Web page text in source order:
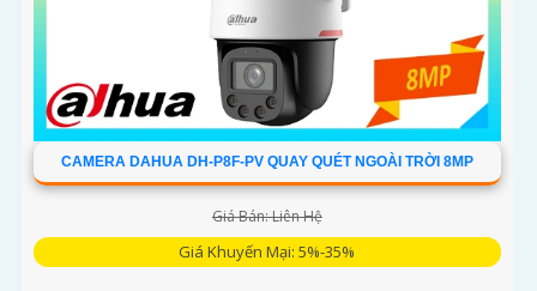
CAMERA DAHUA DH-P8F-PV QUAY QUÉT NGOÀI TRỜI 8MP
Giá Bán: Liên Hệ
Giá Khuyến Mại: 5%-35%